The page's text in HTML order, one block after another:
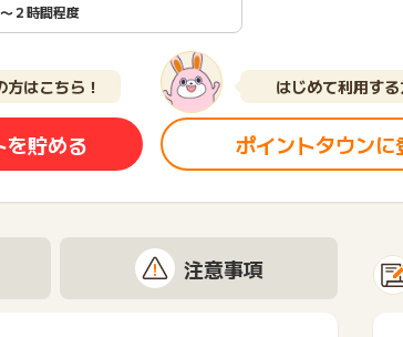
２時間程度
はこちら！
を貯める
はじめて利用する
ポイントタウンに
注意事項